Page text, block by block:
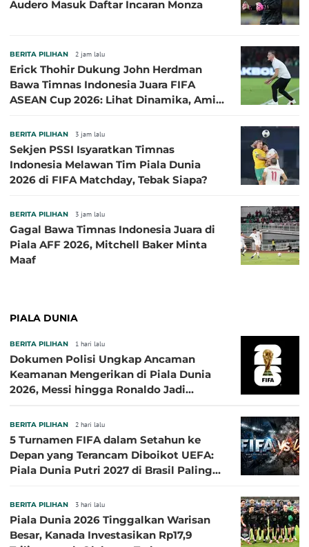
Audero Masuk Daftar Incaran Monza
BERITA PILIHAN 2 jam lalu
Erick Thohir Dukung John Herdman
Bawa Timnas Indonesia Juara FIFA
ASEAN Cup 2026: Lihat Dinamika, Amit-
BERITA PILIHAN 3 jam lalu
Sekjen PSSI Isyaratkan Timnas
Indonesia Melawan Tim Piala Dunia
2026 di FIFA Matchday, Tebak Siapa?
BERITA PILIHAN 3 jam lalu
Gagal Bawa Timnas Indonesia Juara di
Piala AFF 2026, Mitchell Baker Minta
Maaf
PIALA DUNIA
BERITA PILIHAN 1 hari lalu
Dokumen Polisi Ungkap Ancaman
Keamanan Mengerikan di Piala Dunia
2026, Messi hingga Ronaldo Jadi
BERITA PILIHAN 2 hari lalu
5 Turnamen FIFA dalam Setahun ke
Depan yang Terancam Diboikot UEFA:
Piala Dunia Putri 2027 di Brasil Paling
BERITA PILIHAN 3 hari lalu
Piala Dunia 2026 Tinggalkan Warisan
Besar, Kanada Investasikan Rp17,9